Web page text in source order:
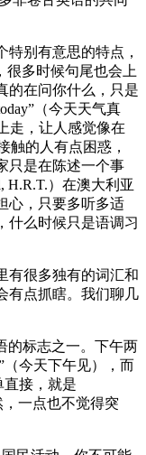
别有意思的特点，
很多时候句尾也会上
的在问你什么，只是
（今天天气真
走，让人感觉像在
触的人有点困惑，
只是在陈述一个事
H.R.T.）在澳大利亚
心，只要多听多适
什么时候只是语调习
有很多独有的词汇和
有点抓瞎。我们聊几
的标志之一。下午两
（今天下午见），而
直接，就是
，一点也不觉得突